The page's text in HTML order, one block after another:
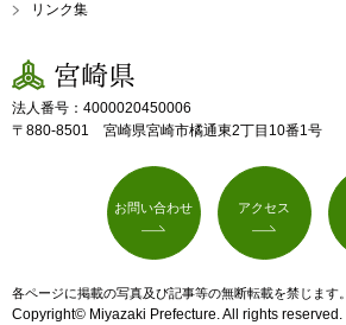
リンク集
宮崎県
法人番号：4000020450006
〒880-8501 宮崎県宮崎市橘通東2丁目10番1号
お問い合わせ アクセス
各ページに掲載の写真及び記事等の無断転載を禁じます。
Copyright© Miyazaki Prefecture. All rights reserved.